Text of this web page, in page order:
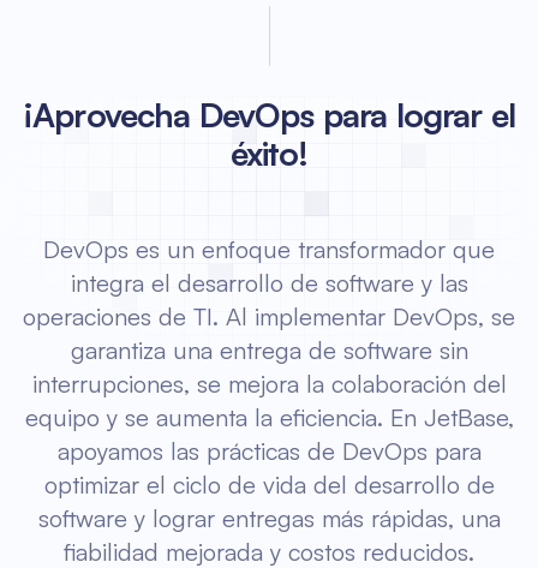
¡Aprovecha DevOps para lograr el
éxito!
DevOps es un enfoque transformador que
integra el desarrollo de software y las
operaciones de TI. Al implementar DevOps, se
garantiza una entrega de software sin
interrupciones, se mejora la colaboración del
equipo y se aumenta la eficiencia. En JetBase,
apoyamos las prácticas de DevOps para
optimizar el ciclo de vida del desarrollo de
software y lograr entregas más rápidas, una
fiabilidad mejorada y costos reducidos.